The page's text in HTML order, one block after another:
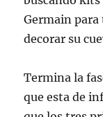
Germain para
decorar su
Termina la
que esta de